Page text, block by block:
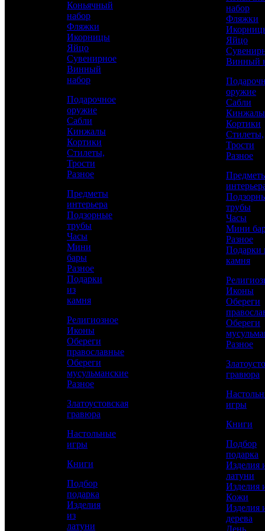
и стиль
Аристократ
Украшенные ножи
67 100 р.
Сравнить товар
Рассчитать доставку СДЭК
РАССЧИТАТЬ
Длина клинка
Ширина клинка
Коньячный
набор
Фляжки
Икорницы
Яйцо
Сувенирное
Винный
набор
Подарочное
оружие
Сабли
Кинжалы
Кортики
Стилеты,
Трости
Разное
Предметы
интерьера
Подзорные
трубы
Часы
Мини
бары
Разное
Подарки
из
камня
Религиозное
Иконы
Обереги
православные
Обереги
мусульманские
Разное
Златоустовская
гравюра
Настольные
игры
Книги
Подбор
подарка
Изделия
из
латуни
набор
Фляжки
Яйцо
Винный
оружие
Сабли
Кинжалы
Кортики
Стилеты,
Трости
Разное
трубы
Часы
Мини
Разное
Подарки
камня
Иконы
Обереги
Обереги
Разное
гравюра
игры
Книги
Подбор
подарка
Изделия
латуни
Изделия
Кожи
Изделия
дерева
День